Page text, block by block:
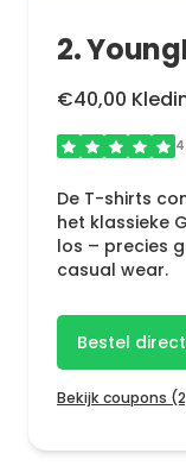
2.
€40,00
De T-shirts
het klassieke
los – precies
casual wear.
Bestel direct
Bekijk coupons